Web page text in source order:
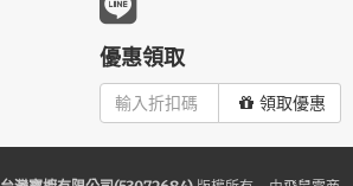
優惠領取
領取優惠